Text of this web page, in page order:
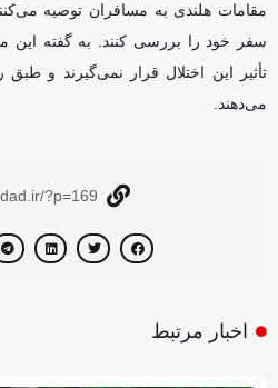
مقامات هلندی به مسافران توصیه
سفر خود را بررسی کنند. به گفته این
تأثیر این اختلال قرار نمی‌گیرند و
می‌دهند.
?p=169
اخبار مرتبط